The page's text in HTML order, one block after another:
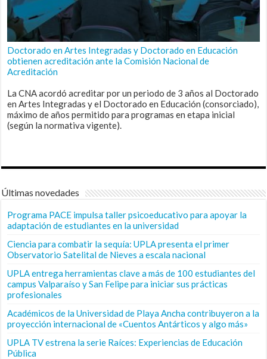
Doctorado en Artes Integradas y Doctorado en Educación
obtienen acreditación ante la Comisión Nacional de
Acreditación
La CNA acordó acreditar por un periodo de 3 años al Doctorado
en Artes Integradas y el Doctorado en Educación (consorciado),
máximo de años permitido para programas en etapa inicial
(según la normativa vigente).
Últimas novedades
Programa PACE impulsa taller psicoeducativo para apoyar la
adaptación de estudiantes en la universidad
Ciencia para combatir la sequía: UPLA presenta el primer
Observatorio Satelital de Nieves a escala nacional
UPLA entrega herramientas clave a más de 100 estudiantes del
campus Valparaíso y San Felipe para iniciar sus prácticas
profesionales
Académicos de la Universidad de Playa Ancha contribuyeron a la
proyección internacional de «Cuentos Antárticos y algo más»
UPLA TV estrena la serie Raíces: Experiencias de Educación
Pública